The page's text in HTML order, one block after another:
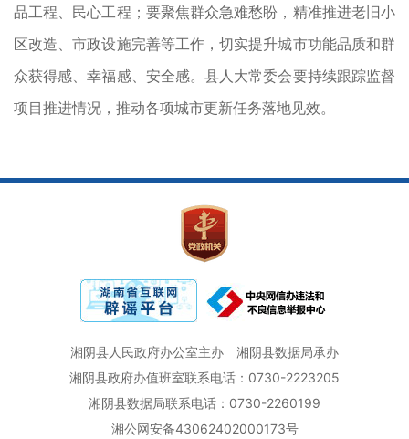
品工程、民心工程；要聚焦群众急难愁盼，精准推进老旧小
区改造、市政设施完善等工作，切实提升城市功能品质和群
众获得感、幸福感、安全感。县人大常委会要持续跟踪监督
项目推进情况，推动各项城市更新任务落地见效。
湘阴县人民政府办公室主办
湘阴县数据局承办
湘阴县政府办值班室联系电话：0730-2223205
湘阴县数据局联系电话：0730-2260199
湘公网安备43062402000173号